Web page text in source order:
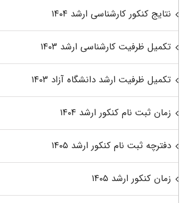
نتایج کنکور کارشناسی ارشد ۱۴۰۴
تکمیل ظرفیت کارشناسی ارشد ۱۴۰۳
تکمیل ظرفیت ارشد دانشگاه آزاد ۱۴۰۳
زمان ثبت نام کنکور ارشد ۱۴۰۴
دفترچه ثبت نام کنکور ارشد ۱۴۰۵
زمان کنکور ارشد ۱۴۰۵